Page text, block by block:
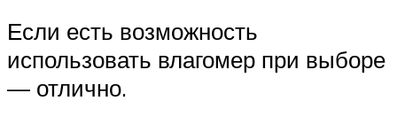
Если есть возможность
использовать влагомер при выборе
— отлично.